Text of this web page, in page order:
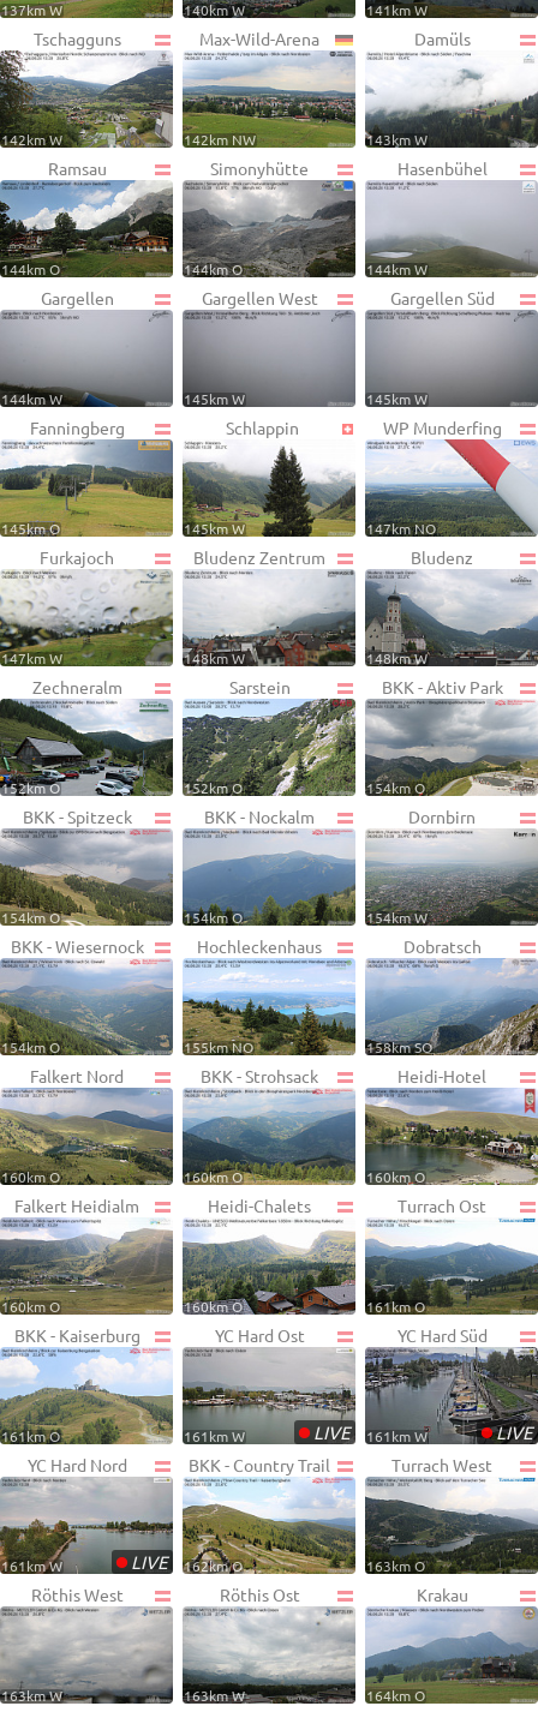
137km W 140km W 141km W
Tschagguns
142km W
Max-Wild-Arena
142km NW
Damüls
143km W
Ramsau
144km O
Simonyhütte
144km O
Hasenbühel
144km W
Gargellen
144km W
Gargellen West
145km W
Gargellen Süd
145km W
Fanningberg
145km O
Schlappin
145km W
WP Munderfing
147km NO
Furkajoch
147km W
Bludenz Zentrum
148km W
Bludenz
148km W
Zechneralm
152km O
Sarstein
152km O
BKK - Aktiv Park
154km O
BKK - Spitzeck
154km O
BKK - Nockalm
154km O
Dornbirn
154km W
BKK - Wiesernock
154km O
Hochleckenhaus
155km NO
Dobratsch
158km SO
Falkert Nord
160km O
BKK - Strohsack
160km O
Heidi-Hotel
160km O
Falkert Heidialm
160km O
Heidi-Chalets
160km O
Turrach Ost
161km O
BKK - Kaiserburg
161km O
YC Hard Ost
•LIVE
161km W
YC Hard Süd
•LIVE
161km W
YC Hard Nord
•LIVE
161km W
BKK - Country Trail
162km O
Turrach West
163km O
Röthis West
163km W
Röthis Ost
163km W
Krakau
164km O